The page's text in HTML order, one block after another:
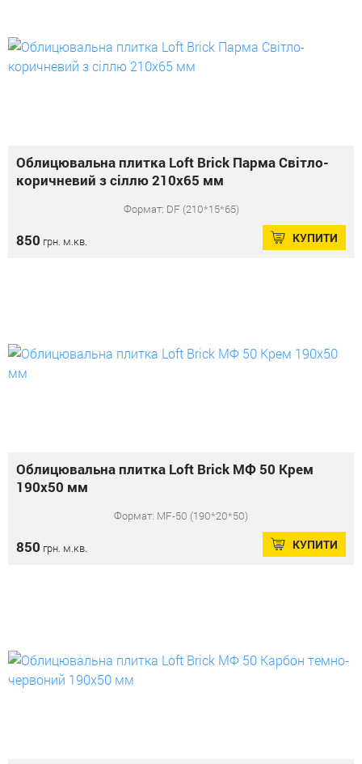
Облицювальна плитка Loft Brick Парма Світло-
коричневий з сіллю 210x65 мм
Формат: DF (210*15*65)
850 грн. м.кв. КУПИТИ
Облицювальна плитка Loft Brick МФ 50 Крем
190x50 мм
Формат: MF-50 (190*20*50)
850 грн. м.кв. КУПИТИ